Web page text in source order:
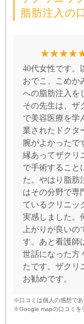
脂肪注入の
40代女性です。
おでこ、こめか
への脂肪注入を
その先生は、ザ
で美容医療を学
業されたドクタ
腕がよかったで
縁あってザクリ
で手術すること
た。やはり脂肪
はその分野で専
ているクリニッ
実感しました。
上がりが良いの
す。あと看護師
世話になった方
たです。ザクリ
お勧めです。
※口コミは個人の感想で
※Google mapの口コミを